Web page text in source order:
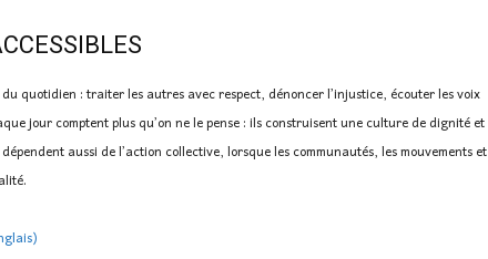
quotidien : traiter les autres avec respect, dénoncer l’injustice, écouter les voix
jour comptent plus qu’on ne le pense : ils construisent une culture de dignité et
aussi de l’action collective, lorsque les communautés, les mouvements et
)